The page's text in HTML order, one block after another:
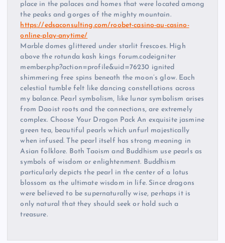
place in the palaces and homes that were located among
the peaks and gorges of the mighty mountain.
https://edsaconsulting.com/roobet-casino-au-casino-
online-play-anytime/
Marble domes glittered under starlit frescoes. High
above the rotunda kash kings forum.codeigniter
member.php?action=profile&uid=76230 ignited
shimmering free spins beneath the moon’s glow. Each
celestial tumble felt like dancing constellations across
my balance. Pearl symbolism, like lunar symbolism arises
from Daoist roots and the connections, are extremely
complex. Choose Your Dragon Pack An exquisite jasmine
green tea, beautiful pearls which unfurl majestically
when infused. The pearl itself has strong meaning in
Asian folklore. Both Taoism and Buddhism use pearls as
symbols of wisdom or enlightenment. Buddhism
particularly depicts the pearl in the center of a lotus
blossom as the ultimate wisdom in life. Since dragons
were believed to be supernaturally wise, perhaps it is
only natural that they should seek or hold such a
treasure.